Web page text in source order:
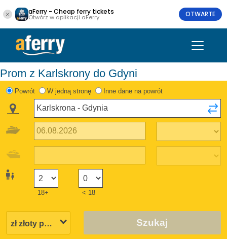
aFerry - Cheap ferry tickets
Otwórz w aplikacji aFerry OTWARTE
Prom z Karlskrony do Gdyni
Powrót W jedną stronę Inne dane na powrót
18+ < 18
Szukaj